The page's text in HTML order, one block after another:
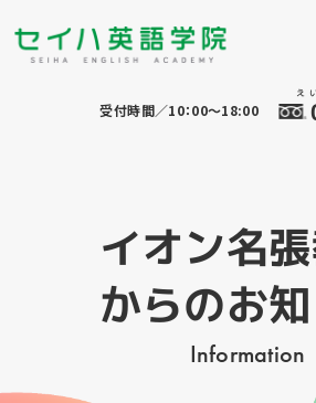
え
受付時間／10：00～18:00
イオン名
からのお
Information